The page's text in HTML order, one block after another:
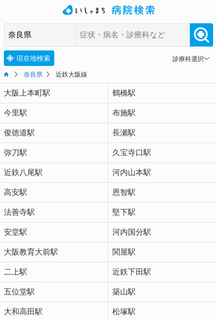
現在地検索 診療科選択
奈良県 近鉄大阪線
大阪上本町駅 鶴橋駅
今里駅 布施駅
俊徳道駅 長瀬駅
弥刀駅 久宝寺口駅
近鉄八尾駅 河内山本駅
高安駅 恩智駅
法善寺駅 堅下駅
安堂駅 河内国分駅
大阪教育大前駅 関屋駅
二上駅 近鉄下田駅
五位堂駅 築山駅
大和高田駅 松塚駅